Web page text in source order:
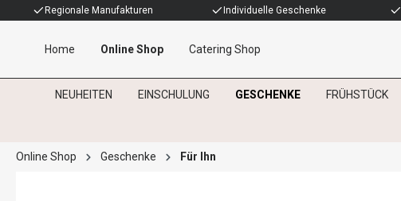
Regionale Manufakturen Individuelle Geschenke
Home Online Shop Catering Shop
NEUHEITEN EINSCHULUNG GESCHENKE FRÜHSTÜCK
Online Shop Geschenke Für Ihn